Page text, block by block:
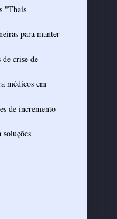
"Thaís
para manter
crise de
médicos em
de incremento
soluções